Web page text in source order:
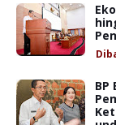
BP